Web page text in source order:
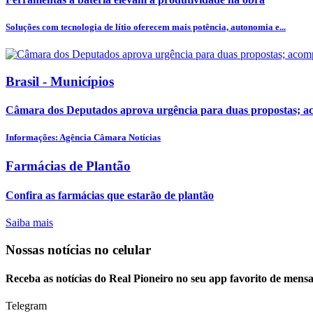
Soluções com tecnologia de lítio oferecem mais potência, autonomia e...
Brasil - Municípios
Câmara dos Deputados aprova urgência para duas propostas;
Informações: Agência Câmara Notícias
Farmácias de Plantão
Confira as farmácias que estarão de plantão
Saiba mais
Nossas notícias no celular
Receba as notícias do Real Pioneiro no seu app favorito de
Telegram